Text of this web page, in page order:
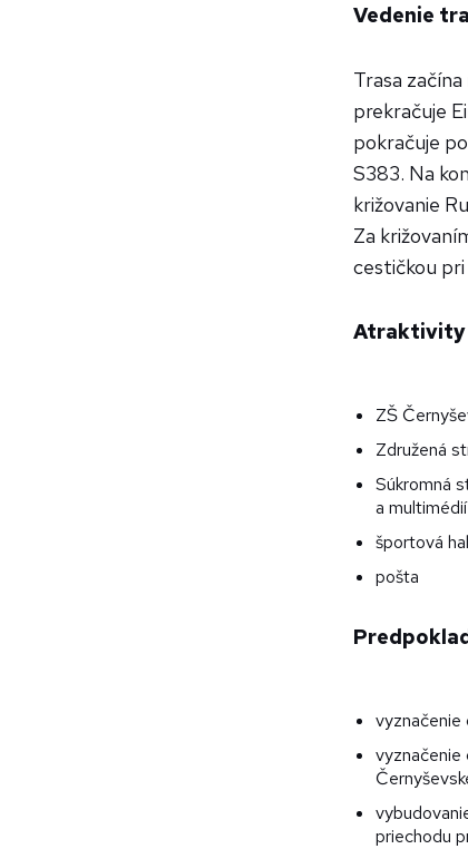
Vedenie
Trasa
prekračuje
pokračuje
S383. Na
križovanie
Za
cestičkou
Atraktivity
ZŠ
Združená
Súkromná
a
športová
pošta
vyznačenie
vyznačenie
priechodu